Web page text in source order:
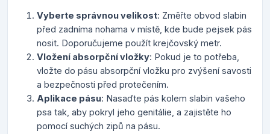
Vyberte správnou velikost: Změřte obvod slabin
před zadníma nohama v místě, kde bude pejsek pás
nosit. Doporučujeme použít krejčovský metr.
Vložení absorpční vložky: Pokud je to potřeba,
vložte do pásu absorpční vložku pro zvýšení savosti
a bezpečnosti před protečením.
Aplikace pásu: Nasaďte pás kolem slabin vašeho
psa tak, aby pokryl jeho genitálie, a zajistěte ho
pomocí suchých zipů na pásu.